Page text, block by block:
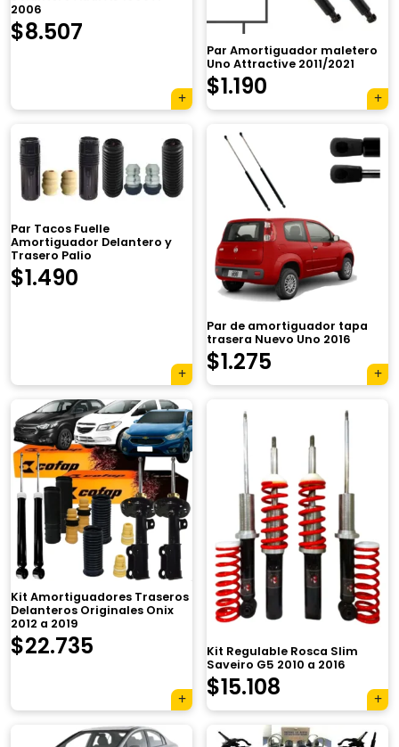
2006
$8.507
Par Amortiguador maletero
Uno Attractive 2011/2021
$1.190
Par Tacos Fuelle
Amortiguador Delantero y
Trasero Palio
$1.490
Par de amortiguador tapa
trasera Nuevo Uno 2016
$1.275
Kit Amortiguadores Traseros
Delanteros Originales Onix
2012 a 2019
$22.735
Kit Regulable Rosca Slim
Saveiro G5 2010 a 2016
$15.108